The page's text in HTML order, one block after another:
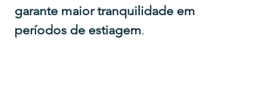
garante maior tranquilidade em
períodos de estiagem.